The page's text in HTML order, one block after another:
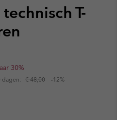
T-
30%
dagen: € 48,00 -12%